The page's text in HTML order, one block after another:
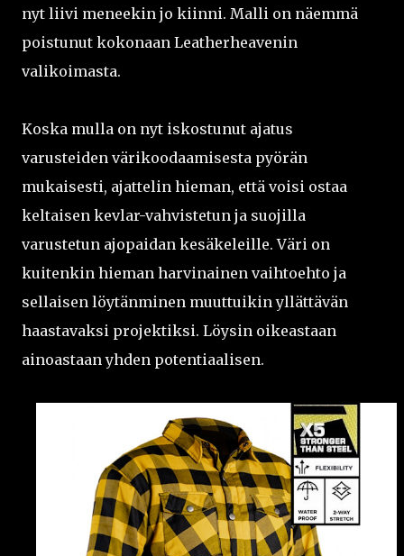
nyt liivi meneekin jo kiinni. Malli on näemmä
poistunut kokonaan Leatherheavenin
valikoimasta.
Koska mulla on nyt iskostunut ajatus
varusteiden värikoodaamisesta pyörän
mukaisesti, ajattelin hieman, että voisi ostaa
keltaisen kevlar-vahvistetun ja suojilla
varustetun ajopaidan kesäkeleille. Väri on
kuitenkin hieman harvinainen vaihtoehto ja
sellaisen löytänminen muuttuikin yllättävän
haastavaksi projektiksi. Löysin oikeastaan
ainoastaan yhden potentiaalisen.